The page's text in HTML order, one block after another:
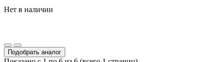
Нет в наличии
Подобрать аналог